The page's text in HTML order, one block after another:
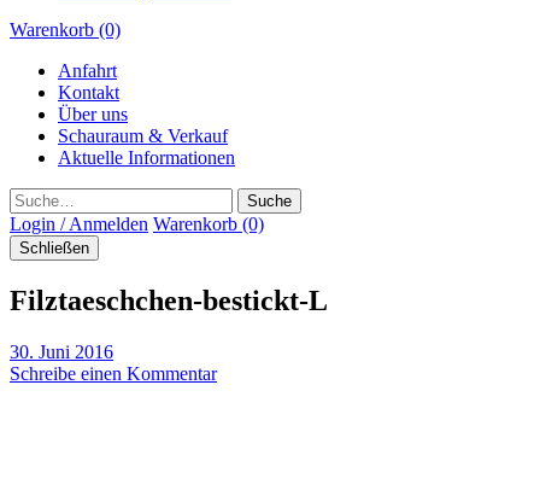
Warenkorb (0)
Anfahrt
Kontakt
Über uns
Schauraum & Verkauf
Aktuelle Informationen
Suche
Login / Anmelden Warenkorb (0)
Schließen
Filztaeschchen-bestickt-L
30. Juni 2016
Schreibe einen Kommentar